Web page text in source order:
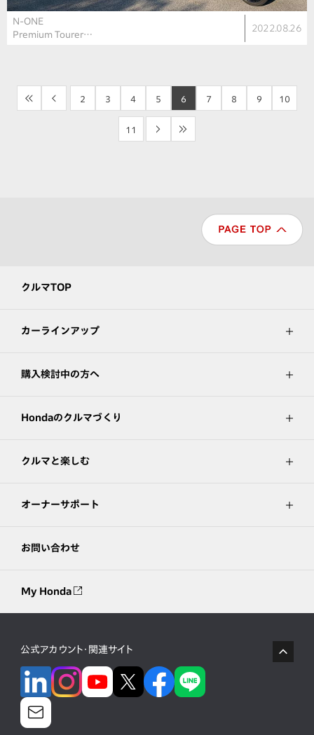
N-ONE
Premium Tourer…
2022.08.26
<< < 2 3 4 5 6 7 8 9 10
11 > >>
クルマTOP
カーラインアップ
購入検討中の方へ
Hondaのクルマづくり
クルマと楽しむ
オーナーサポート
お問い合わせ
My Honda
公式アカウント・関連サイト